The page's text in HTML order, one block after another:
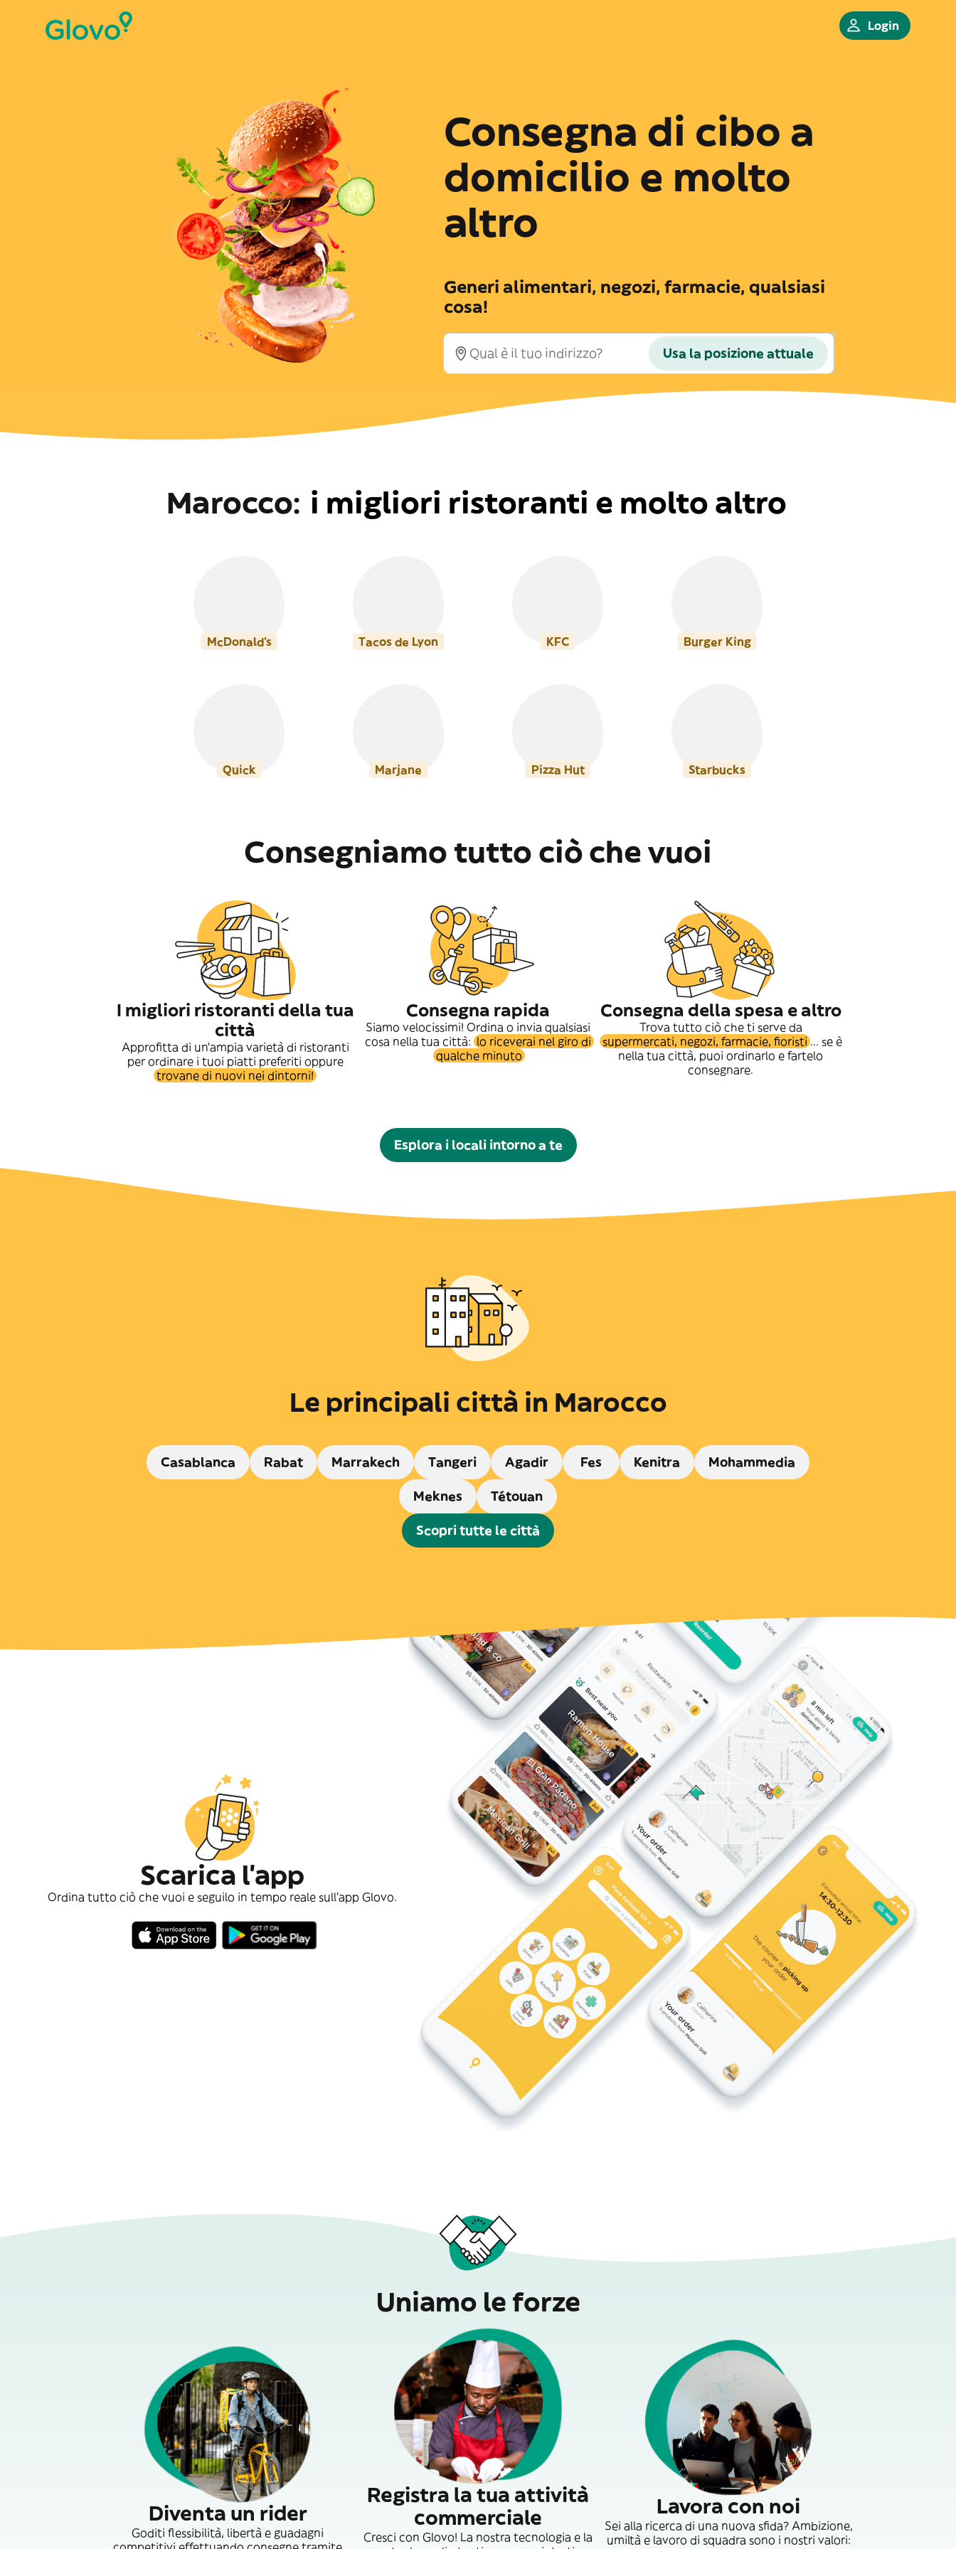
Login
Consegna di cibo a
domicilio e molto
altro
Generi alimentari, negozi, farmacie, qualsiasi
cosa!
Usa la posizione attuale
Marocco: i migliori ristoranti e molto altro
McDonald's Tacos de Lyon KFC Burger King
Quick Marjane Pizza Hut Starbucks
Consegniamo tutto ciò che vuoi
I migliori ristoranti della tua
città
Approfitta di un'ampia varietà di ristoranti
per ordinare i tuoi piatti preferiti oppure
trovane di nuovi nei dintorni!
Consegna rapida
Siamo velocissimi! Ordina o invia qualsiasi
cosa nella tua città: lo riceverai nel giro di
qualche minuto
Consegna della spesa e altro
Trova tutto ciò che ti serve da
supermercati, negozi, farmacie, fioristi ... se è
nella tua città, puoi ordinarlo e fartelo
consegnare.
Esplora i locali intorno a te
Le principali città in Marocco
Casablanca Rabat Marrakech Tangeri Agadir Fes Kenitra Mohammedia
Meknes Tétouan
Scopri tutte le città
Scarica l'app
Ordina tutto ciò che vuoi e seguilo in tempo reale sull'app Glovo.
Uniamo le forze
Diventa un rider
Goditi flessibilità, libertà e guadagni
Registra la tua attività
commerciale
Cresci con Glovo! La nostra tecnologia e la
Lavora con noi
Sei alla ricerca di una nuova sfida? Ambizione,
umiltà e lavoro di squadra sono i nostri valori: